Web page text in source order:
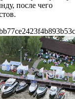
после чего